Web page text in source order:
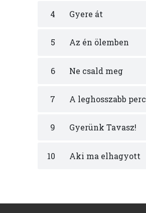
4 Gyere át
5 Az én ölemben
6 Ne csald meg
7 A leghosszabb perc
9 Gyerünk Tavasz!
10 Aki ma elhagyott